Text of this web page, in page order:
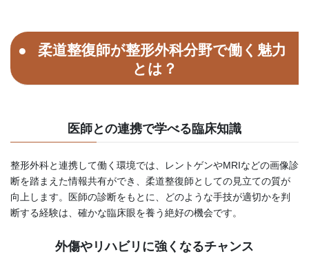
柔道整復師が整形外科分野で働く魅力
とは？
医師との連携で学べる臨床知識
整形外科と連携して働く環境では、レントゲンやMRIなどの画像診
断を踏まえた情報共有ができ、柔道整復師としての見立ての質が
向上します。医師の診断をもとに、どのような手技が適切かを判
断する経験は、確かな臨床眼を養う絶好の機会です。
外傷やリハビリに強くなるチャンス